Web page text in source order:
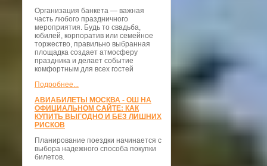
Организация банкета — важная
часть любого праздничного
мероприятия. Будь то свадьба,
юбилей, корпоратив или семейное
торжество, правильно выбранная
площадка создает атмосферу
праздника и делает событие
комфортным для всех гостей
Подробнее...
АВИАБИЛЕТЫ МОСКВА - ОШ НА
ОФИЦИАЛЬНОМ САЙТЕ: КАК
КУПИТЬ ВЫГОДНО И БЕЗ ЛИШНИХ
РИСКОВ
Планирование поездки начинается с
выбора надежного способа покупки
билетов.